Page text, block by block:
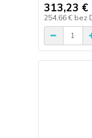
313,23 €
254,66 € bez